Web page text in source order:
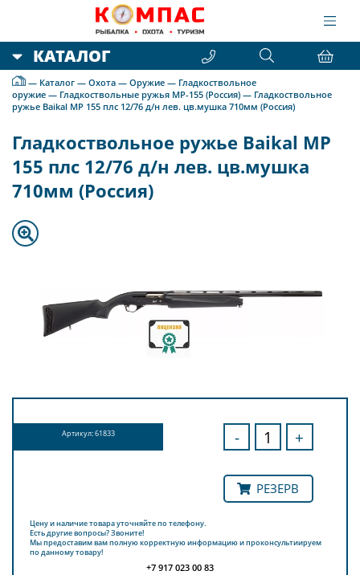
КАТАЛОГ
— Каталог — Охота — Оружие — Гладкоствольное
оружие — Гладкоствольные ружья МР-155 (Россия) — Гладкоствольное
ружье Baikal МР 155 плс 12/76 д/н лев. цв.мушка 710мм (Россия)
Гладкоствольное ружье Baikal МР
155 плс 12/76 д/н лев. цв.мушка
710мм (Россия)
Артикул: 61833 - +
РЕЗЕРВ
Цену и наличие товара уточняйте по телефону.
Есть другие вопросы? Звоните!
Мы предоставим вам полную корректную информацию и проконсультиируем
по данному товару!
+7 917 023 00 83